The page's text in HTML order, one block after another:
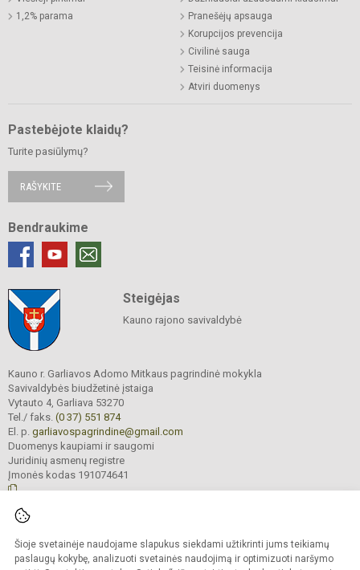
Šioje svetainėje naudojame slapukus siekdami užtikrinti jums teikiamų
paslaugų kokybę, analizuoti svetainės naudojimą ir optimizuoti naršymo
1,2% parama
Pranešėjų apsauga
Korupcijos prevencija
Civilinė sauga
Teisinė informacija
Atviri duomenys
Pastebėjote klaidų?
Turite pasiūlymų?
RAŠYKITE
Bendraukime
Steigėjas
Kauno rajono savivaldybė
Kauno r. Garliavos Adomo Mitkaus pagrindinė mokykla
Savivaldybės biudžetinė įstaiga
Vytauto 4, Garliava 53270
Tel./ faks. (0 37) 551 874
El. p. garliavospagrindine@gmail.com
Duomenys kaupiami ir saugomi
Juridinių asmenų registre
Įmonės kodas 191074641
saugomos.
Kopijuoti turinį be raštiško įstaigos administracijos sutikimo griežtai draudžiama